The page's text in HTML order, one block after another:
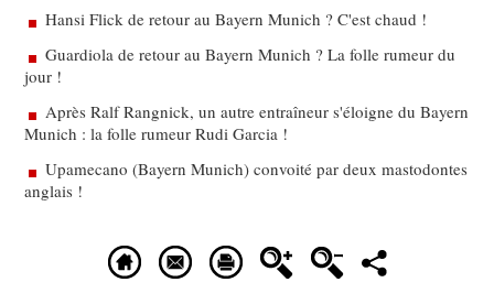
Hansi Flick de retour au Bayern Munich ? C'est chaud !
Guardiola de retour au Bayern Munich ? La folle rumeur du
jour !
Après Ralf Rangnick, un autre entraîneur s'éloigne du Bayern
Munich : la folle rumeur Rudi Garcia !
Upamecano (Bayern Munich) convoité par deux mastodontes
anglais !